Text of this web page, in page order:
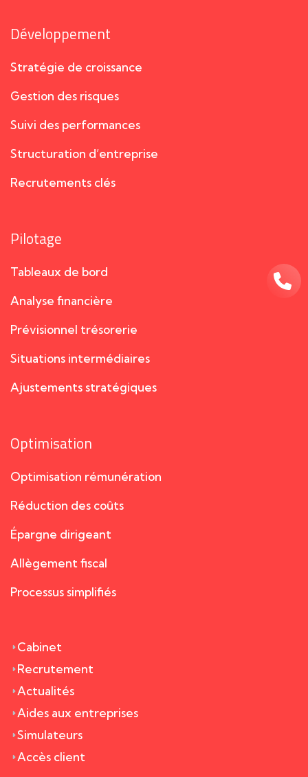
Développement
Stratégie de croissance
Gestion des risques
Suivi des performances
Structuration d’entreprise
Recrutements clés
Pilotage
Tableaux de bord
Analyse financière
Prévisionnel trésorerie
Situations intermédiaires
Ajustements stratégiques
Optimisation
Optimisation rémunération
Réduction des coûts
Épargne dirigeant
Allègement fiscal
Processus simplifiés
Cabinet
Recrutement
Actualités
Aides aux entreprises
Simulateurs
Accès client